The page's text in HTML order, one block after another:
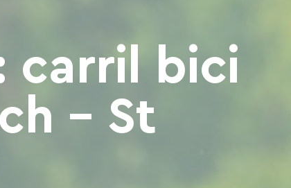
carril bici
- St